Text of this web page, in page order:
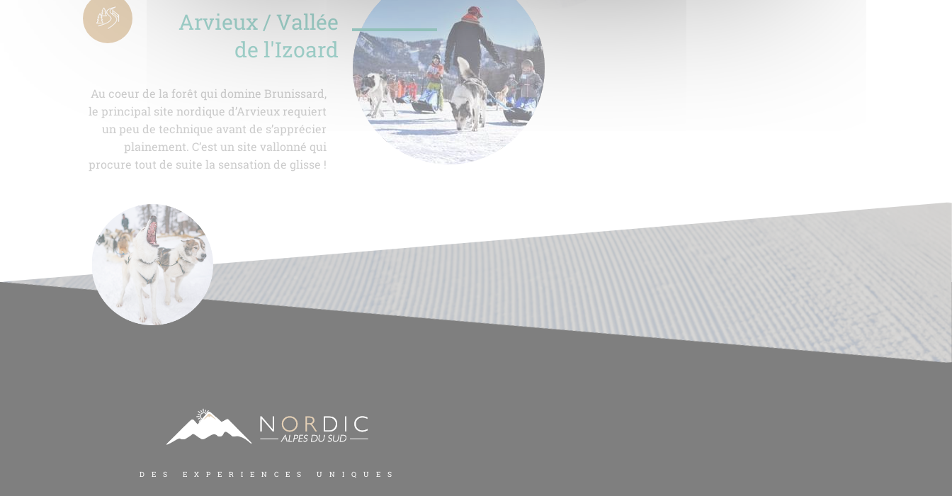
Arvieux / Vallée
de l'Izoard
Au coeur de la forêt qui domine Brunissard,
le principal site nordique d’Arvieux requiert
un peu de technique avant de s’apprécier
plainement. C’est un site vallonné qui
procure tout de suite la sensation de glisse !
DES EXPERIENCES UNIQUES